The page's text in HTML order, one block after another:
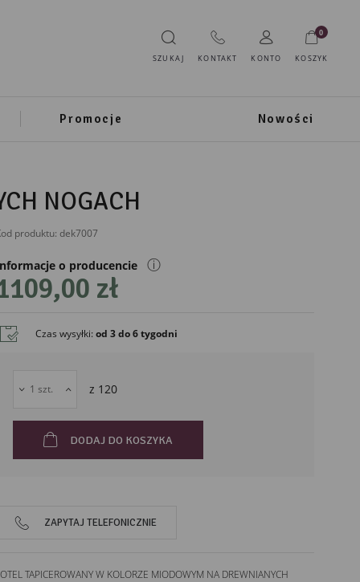
SZUKAJ KONTAKT KONTO KOSZYK
0
Promocje Nowości
NOGACH
produktu: dek7007
o producencie ⓘ
zł
Czas wysyłki:od 3 do 6 tygodni
z 120
DODAJ DO KOSZYKA
ZAPYTAJ TELEFONICZNIE
TAPICEROWANY W KOLORZE MIODOWYM NA DREWNIANYCH